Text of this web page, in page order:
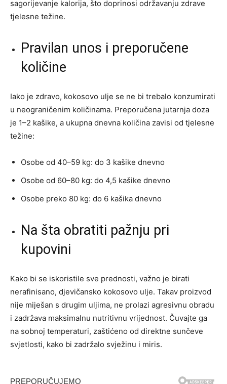
sagorijevanje kalorija, što doprinosi održavanju zdrave
tjelesne težine.
Pravilan unos i preporučene
količine
Iako je zdravo, kokosovo ulje se ne bi trebalo konzumirati
u neograničenim količinama. Preporučena jutarnja doza
je 1–2 kašike, a ukupna dnevna količina zavisi od tjelesne
težine:
Osobe od 40–59 kg: do 3 kašike dnevno
Osobe od 60–80 kg: do 4,5 kašike dnevno
Osobe preko 80 kg: do 6 kašika dnevno
Na šta obratiti pažnju pri
kupovini
Kako bi se iskoristile sve prednosti, važno je birati
nerafinisano, djevičansko kokosovo ulje. Takav proizvod
nije miješan s drugim uljima, ne prolazi agresivnu obradu
i zadržava maksimalnu nutritivnu vrijednost. Čuvajte ga
na sobnoj temperaturi, zaštićeno od direktne sunčeve
svjetlosti, kako bi zadržalo svježinu i miris.